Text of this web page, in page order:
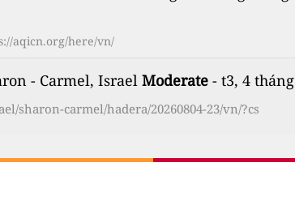
aqicn.org/here/vn/
- Carmel, Israel Moderate - t3, 4
sharon-carmel/hadera/20260804-23/vn/?cs